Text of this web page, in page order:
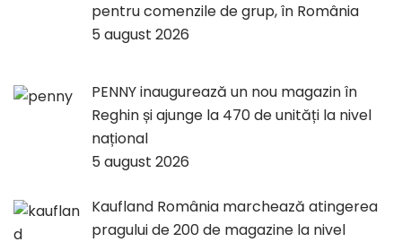
pentru comenzile de grup, în România
5 august 2026
PENNY inaugurează un nou magazin în
Reghin și ajunge la 470 de unități la nivel
național
5 august 2026
Kaufland România marchează atingerea
pragului de 200 de magazine la nivel